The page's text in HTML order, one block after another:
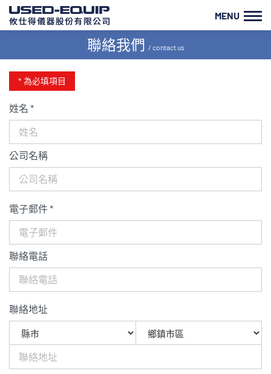
MENU
聯絡我們 / contact us
* 為必填項目
姓名 *
公司名稱
電子郵件 *
聯絡電話
聯絡地址